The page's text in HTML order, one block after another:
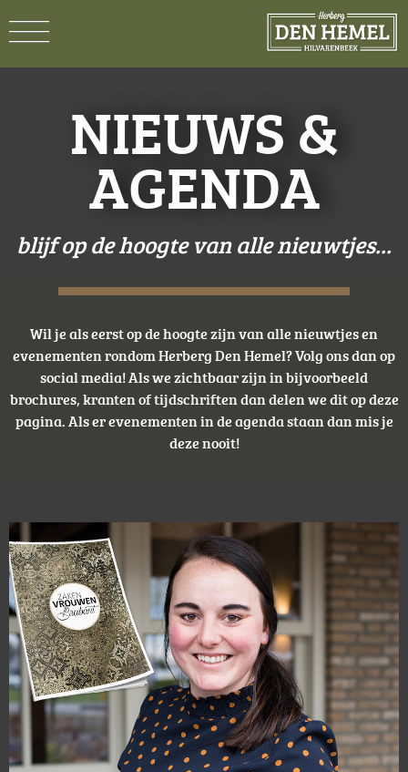
NIEUWS &
AGENDA
blijf op de hoogte van alle nieuwtjes...
Wil je als eerst op de hoogte zijn van alle nieuwtjes en
evenementen rondom Herberg Den Hemel? Volg ons dan op
social media! Als we zichtbaar zijn in bijvoorbeeld
brochures, kranten of tijdschriften dan delen we dit op deze
pagina. Als er evenementen in de agenda staan dan mis je
deze nooit!